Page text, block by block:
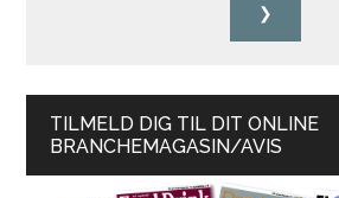
TILMELD DIG TIL DIT ONLINE
BRANCHEMAGASIN/AVIS